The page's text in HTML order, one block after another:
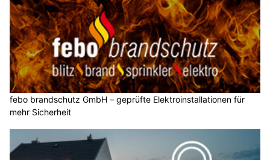
febo brandschutz GmbH – geprüfte Elektroinstallationen für
mehr Sicherheit